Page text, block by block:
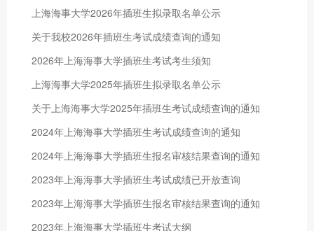
上海海事大学2026年插班生拟录取名单公示
关于我校2026年插班生考试成绩查询的通知
2026年上海海事大学插班生考试考生须知
上海海事大学2025年插班生拟录取名单公示
关于上海海事大学2025年插班生考试成绩查询的通知
2024年上海海事大学插班生考试成绩查询的通知
2024年上海海事大学插班生报名审核结果查询的通知
2023年上海海事大学插班生考试成绩已开放查询
2023年上海海事大学插班生报名审核结果查询的通知
2023年上海海事大学插班生考试大纲